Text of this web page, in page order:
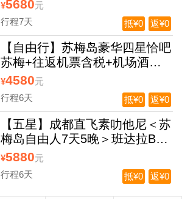
¥5680元
行程7天
返¥0
抵¥0
【自由行】苏梅岛豪华四星恰吧
苏梅+往返机票含税+机场酒店
接送+旅游意外险=全自由行
¥4580元
行程6天
返¥0
抵¥0
【五星】成都直飞素叻他尼＜苏
梅岛自由人7天5晚＞班达拉Ban
dara 推荐
¥5880元
行程6天
返¥0
抵¥0